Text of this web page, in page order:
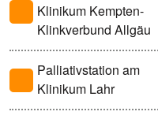
Klinikum Kempten-
Klinkverbund Allgäu
Palliativstation am
Klinikum Lahr